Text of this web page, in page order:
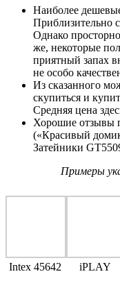
Наиболее
Приблизительно
Однако
же, некоторые
приятный запах
не особо
Из сказанного
скупиться и
Средняя цена
Хорошие отзывы
(«Красивый
Затейники
Примеры
Intex 45642 iPLAY